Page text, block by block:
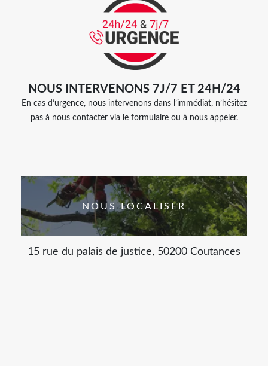
NOUS INTERVENONS 7J/7 ET 24H/24
En cas d’urgence, nous intervenons dans l’immédiat, n’hésitez
pas à nous contacter via le formulaire ou à nous appeler.
NOUS LOCALISER
15 rue du palais de justice, 50200 Coutances